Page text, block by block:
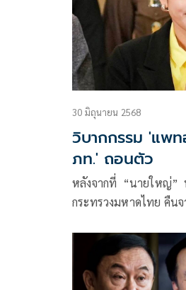
30 มิถุนายน 2568
วิบากกรรม 'แพ
ภท.' ถอนตัว
หลังจากที่ “นายใหญ่
กระทรวงมหาดไทย คืน